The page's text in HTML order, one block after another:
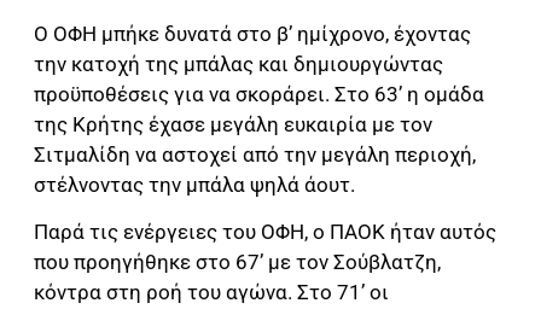
Ο ΟΦΗ μπήκε δυνατά στο β’ ημίχρονο, έχοντας
την κατοχή της μπάλας και δημιουργώντας
προϋποθέσεις για να σκοράρει. Στο 63’ η ομάδα
της Κρήτης έχασε μεγάλη ευκαιρία με τον
Σιτμαλίδη να αστοχεί από την μεγάλη περιοχή,
στέλνοντας την μπάλα ψηλά άουτ.
Παρά τις ενέργειες του ΟΦΗ, ο ΠΑΟΚ ήταν αυτός
που προηγήθηκε στο 67’ με τον Σούβλατζη,
κόντρα στη ροή του αγώνα. Στο 71’ οι